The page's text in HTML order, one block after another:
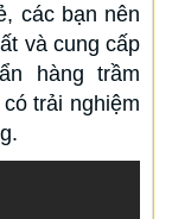
các bạn nên
và cung cấp
hàng trầm
trải nghiệm